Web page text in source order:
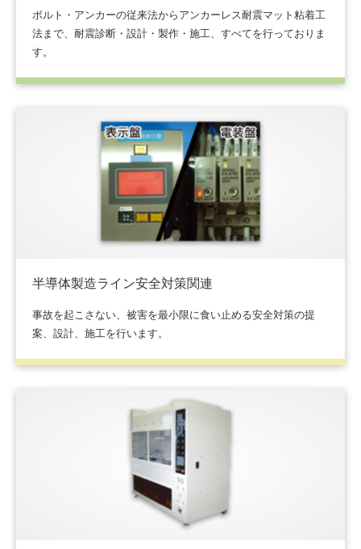
ボルト・アンカーの従来法からアンカーレス耐震マット粘着工
法まで、耐震診断・設計・製作・施工、すべてを行っておりま
す。
半導体製造ライン安全対策関連
事故を起こさない、被害を最小限に食い止める安全対策の提
案、設計、施工を行います。